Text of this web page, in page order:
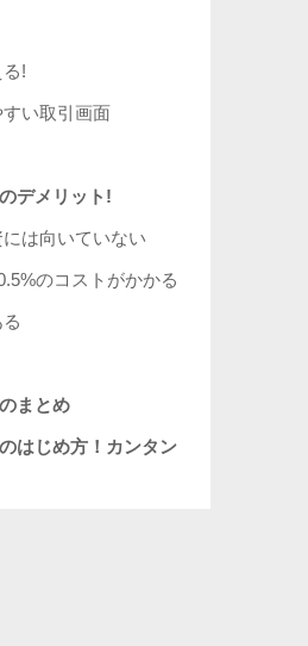
!
い取引画面
デメリット!
は向いていない
のコストがかかる
まとめ
はじめ方！カンタン